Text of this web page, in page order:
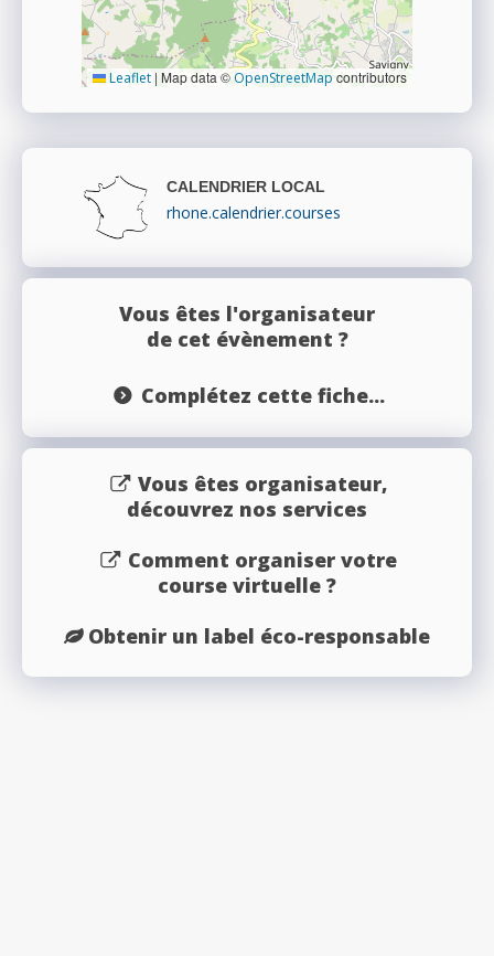
Leaflet | Map data © OpenStreetMap contributors
CALENDRIER LOCAL
rhone.calendrier.courses
Vous êtes l'organisateur
de cet évènement ?
Complétez cette fiche...
Vous êtes organisateur,
découvrez nos services
Comment organiser votre
course virtuelle ?
Obtenir un label éco-responsable